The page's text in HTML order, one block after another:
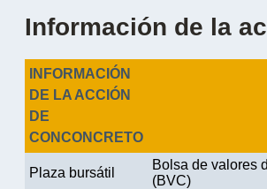
Información de la
INFORMACIÓN
DE LA ACCIÓN
DE
CONCONCRETO
Plaza bursátil
Bolsa de valores
(BVC)